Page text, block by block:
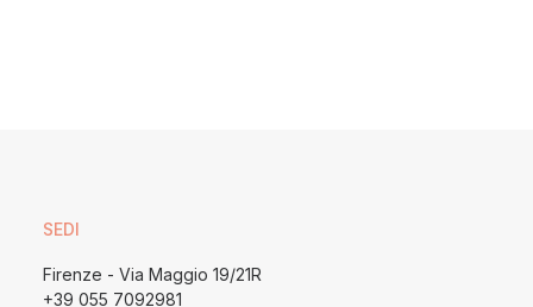
SEDI
Firenze - Via Maggio 19/21R
+39 055 7092981